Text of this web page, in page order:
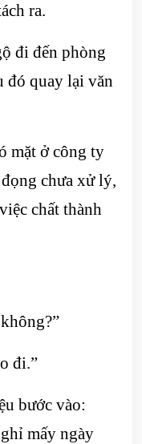
ra.
đi đến phòng
đó quay lại văn
mặt ở công ty
chưa xử lý,
chất thành
đi.”
bước vào:
mấy ngày